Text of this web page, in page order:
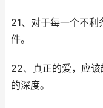
21、对于每一个不
件。
22、真正的爱，应
的深度。